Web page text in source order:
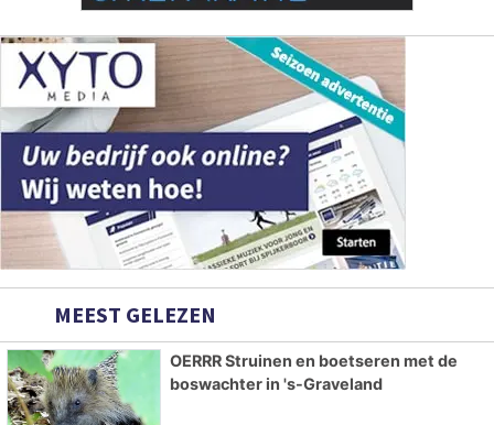
MEEST GELEZEN
OERRR Struinen en boetseren met de
boswachter in 's-Graveland